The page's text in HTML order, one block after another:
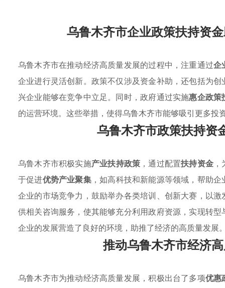
乌鲁木齐市企业政策扶持资
乌鲁木齐市在推动经济高质量发展的过程中，注重通过企
企业进行灵活创新。政策不仅涉及资金补助，还包括为
兴企业能够在竞争中立足。同时，政府通过实施惠企政策
的运营环境。这些举措，使得乌鲁木齐市能够吸引更多投
乌鲁木齐市政策扶持资
乌鲁木齐市积极实施产业扶持政策 ，通过配置扶持资金
于促进优势产业聚集，如高科技和新能源等领域，帮助
企业的市场竞争力，鼓励举办各类培训、创新大赛，以
供相关咨询服务，使其能够充分利用政府资源，实现转
企业的发展营造了良好的环境，助推了经济的高质量发展
推动乌鲁木齐市经济
乌鲁木齐市为推动经济高质量发展，积极出台了多项优惠